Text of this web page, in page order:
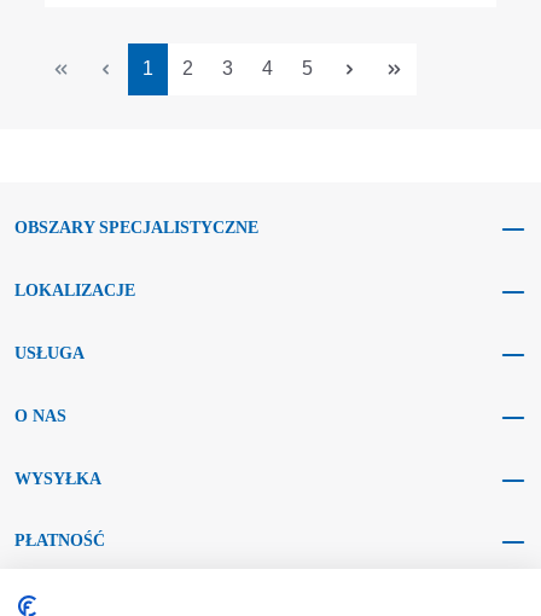
Strona
1 Strona
2 Strona
3 Strona
4 Strona
5
OBSZARY SPECJALISTYCZNE
LOKALIZACJE
USŁUGA
O NAS
WYSYŁKA
PŁATNOŚĆ
MEDIA SPOŁECZNOŚCIOWE